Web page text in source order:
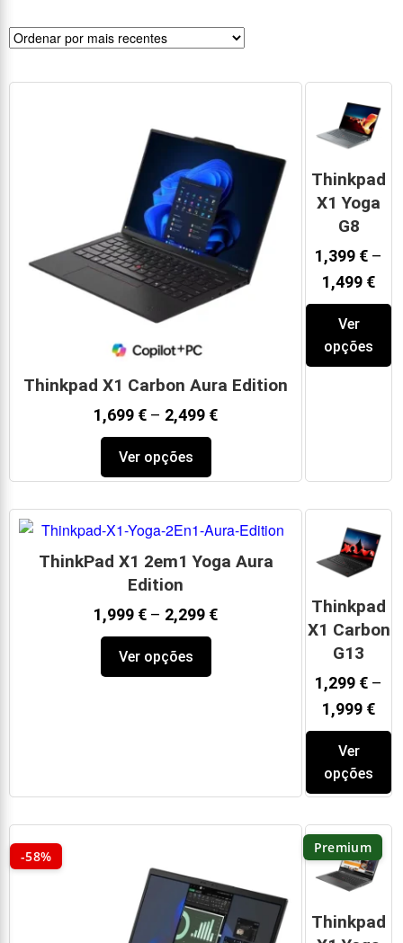
Thinkpad X1 Carbon Aura Edition
1,699 € – 2,499 €
Ver opções
Thinkpad
X1 Yoga
G8
1,399 € –
1,499 €
Ver
opções
ThinkPad X1 2em1 Yoga Aura
Edition
1,999 € – 2,299 €
Ver opções
Thinkpad
X1 Carbon
G13
1,299 € –
1,999 €
Ver
opções
-58%
Premium
Thinkpad